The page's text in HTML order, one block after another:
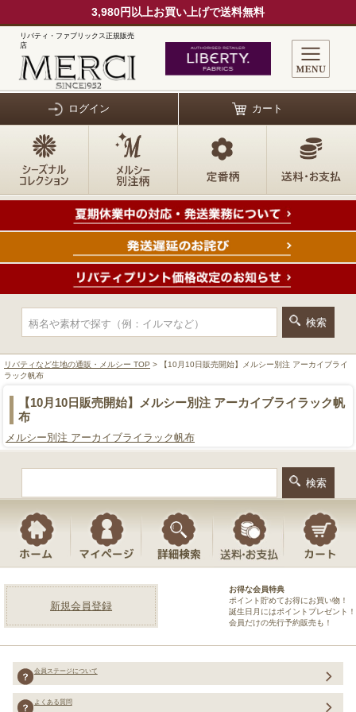
3,980円以上お買い上げで送料無料
リバティ・ファブリックス正規販売
店
ログイン カート
リバティなど生地の通販・メルシー TOP > 【10月10日販売開始】メルシー別注 アーカイブライ
ラック帆布
【10月10日販売開始】メルシー別注 アーカイブライラック帆
布
メルシー別注 アーカイブライラック帆布
新規会員登録
お得な会員特典
ポイント貯めてお得にお買い物！
誕生日月にはポイントプレゼント！
会員だけの先行予約販売も！
会員ステージについて
よくある質問